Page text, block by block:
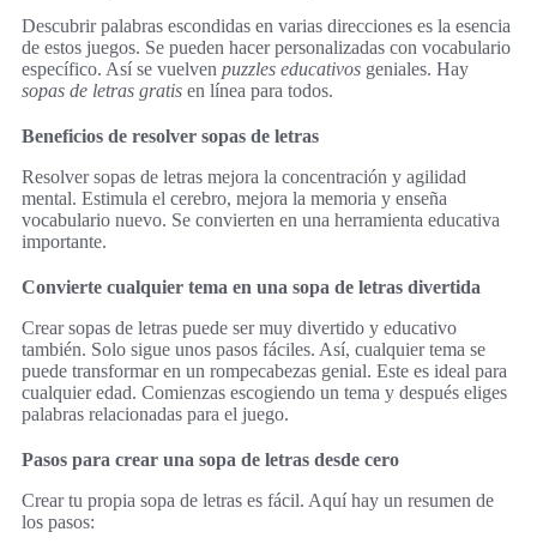
Descubrir palabras escondidas en varias direcciones es la esencia
de estos juegos. Se pueden hacer personalizadas con vocabulario
específico. Así se vuelven puzzles educativos geniales. Hay
sopas de letras gratis en línea para todos.
Beneficios de resolver sopas de letras
Resolver sopas de letras mejora la concentración y agilidad
mental. Estimula el cerebro, mejora la memoria y enseña
vocabulario nuevo. Se convierten en una herramienta educativa
importante.
Convierte cualquier tema en una sopa de letras divertida
Crear sopas de letras puede ser muy divertido y educativo
también. Solo sigue unos pasos fáciles. Así, cualquier tema se
puede transformar en un rompecabezas genial. Este es ideal para
cualquier edad. Comienzas escogiendo un tema y después eliges
palabras relacionadas para el juego.
Pasos para crear una sopa de letras desde cero
Crear tu propia sopa de letras es fácil. Aquí hay un resumen de
los pasos: